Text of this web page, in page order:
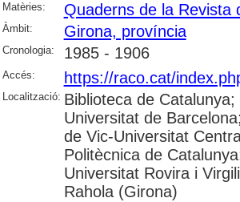
Matèries:
Quaderns de la Revista
Àmbit: Girona, província
Cronologia: 1985 - 1906
Accés: https://raco.cat/
Localització: Biblioteca de
Universitat de
de Vic-Universitat
Politècnica de
Universitat Rovira i
Rahola (Girona)